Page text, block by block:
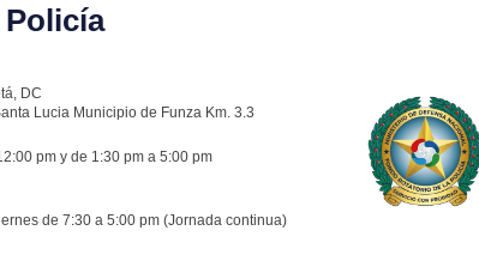
DC
Lucia Municipio de Funza Km. 3.3
pm y de 1:30 pm a 5:00 pm
de 7:30 a 5:00 pm (Jornada continua)